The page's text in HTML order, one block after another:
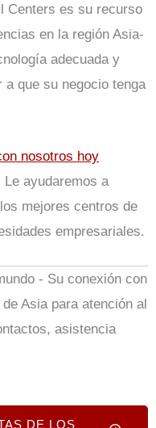
Centers es su recurso
en la región Asia-
adecuada y
que su negocio tenga
nosotros hoy
Le ayudaremos a
mejores centros de
empresariales.
- Su conexión con
Asia para atención al
asistencia
DE LOS